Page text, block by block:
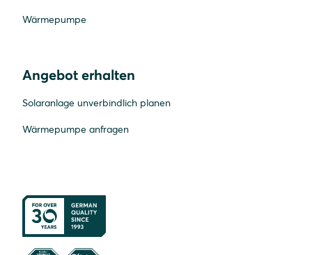
Wärmepumpe
Angebot erhalten
Solaranlage unverbindlich planen
Wärmepumpe anfragen